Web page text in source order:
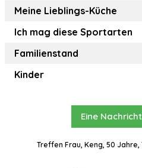
Meine Lieblings-Küche
Ich mag diese Sportarten
Familienstand
Kinder
Eine
Treffen Frau, Keng, 50 Jahre,